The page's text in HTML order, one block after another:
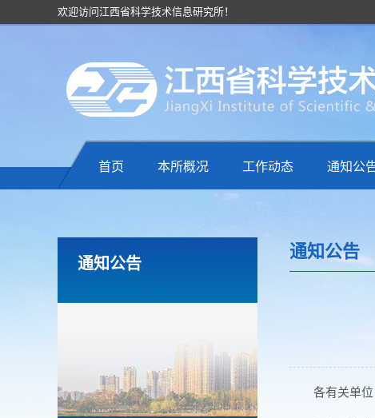
欢迎访问江西省科学技术信息研究所！
首页 本所概况 工作动态 通知公
通知公告
通知公告
各有关单位